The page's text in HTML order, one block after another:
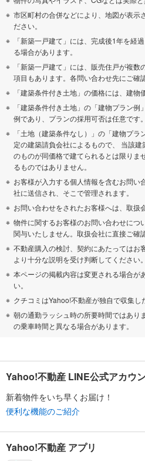
市区町村の合併などにより、地図が表示
ださい。
「新築一戸建て」には、完成後1年を経
る場合があります。
「新築一戸建て」には、販売住戸が複
項目もあります。各問い合わせ先にご確
「建築条件付き土地」の価格には、建物
「建築条件付き土地」の「建物プラン
例であり、プランの採用可否は任意です。
「土地（建築条件なし）」の「建物プ
定の建築請負会社によるもので、 当該
のものが同価格で建てられるとは限りま
るものではありません。
お客様が入力する個人情報を含むお問い
社に送信され、そこで管理されます。
お問い合わせをされたお客様へは、取扱
物件に関するお客様のお問い合わせにつ
関与いたしません。取扱会社に直接ご確
不動産購入の検討、契約にあたってはお
より十分な説明を受け判断してください。
本ページの掲載内容は変更される場合が
い。
クチコミはYahoo!不動産が独自で収集し
朝の通勤ラッシュ時の所要時間ではあり
の乗車時間と異なる場合があります。
Yahoo!不動産 LINE公式アカウ
新着物件をいち早くお届け！
便利な機能のご紹介
Yahoo!不動産 アプリ